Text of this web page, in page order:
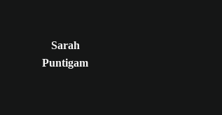
Sarah
Puntigam